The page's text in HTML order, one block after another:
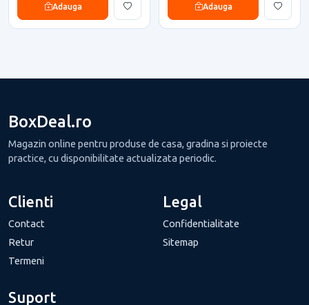
Adauga Adauga
BoxDeal.ro
Magazin online pentru produse de casa, gradina si proiecte
practice, cu disponibilitate actualizata periodic.
Clienti
Contact
Retur
Termeni
Legal
Confidentialitate
Sitemap
Suport